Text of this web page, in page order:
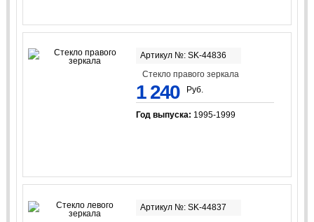
Артикул №: SK-44836
Стекло правого зеркала
1 240 Руб.
Год выпуска: 1995-1999
Артикул №: SK-44837